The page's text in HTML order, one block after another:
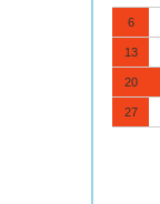
6
13
20
27